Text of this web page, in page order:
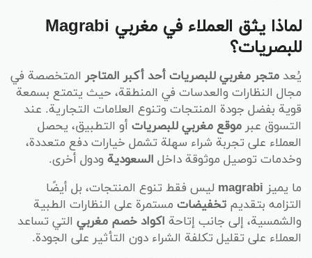
لماذا يثق العملاء في مغربي Magrabi
للبصريات؟
يُعد متجر مغربي للبصريات أحد أكبر المتاجرالمتخصصة في
مجال النظارات والعدسات في المنطقة، حيث يتمتع بسمعة
قوية بفضل جودة المنتجات وتنوع العلامات التجارية. عند
التسوق عبر موقع مغربي للبصريات أو التطبيق، يحصل
العملاء على تجربة شراء سهلة تشمل خيارات دفع متعددة،
وخدمات توصيل موثوقة داخل السعودية ودول أخرى.
ما يميز magrabi ليس فقط تنوع المنتجات، بل أيضًا
التزامه بتقديم تخفيضات مستمرة على النظارات الطبية
والشمسية، إلى جانب إتاحة اكواد خصم مغربي التي تساعد
العملاء على تقليل تكلفة الشراء دون التأثير على الجودة.